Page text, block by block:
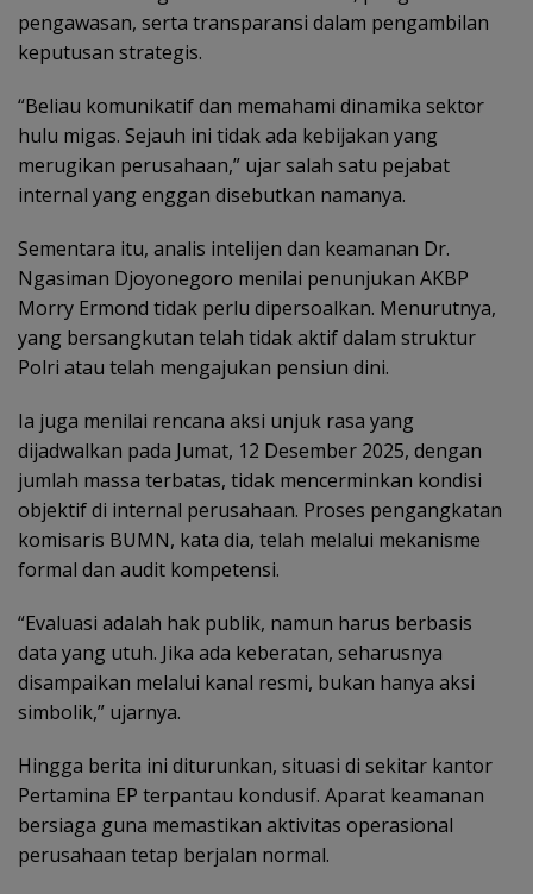
pengawasan, serta transparansi dalam pengambilan
keputusan strategis.
“Beliau komunikatif dan memahami dinamika sektor
hulu migas. Sejauh ini tidak ada kebijakan yang
merugikan perusahaan,” ujar salah satu pejabat
internal yang enggan disebutkan namanya.
Sementara itu, analis intelijen dan keamanan Dr.
Ngasiman Djoyonegoro menilai penunjukan AKBP
Morry Ermond tidak perlu dipersoalkan. Menurutnya,
yang bersangkutan telah tidak aktif dalam struktur
Polri atau telah mengajukan pensiun dini.
Ia juga menilai rencana aksi unjuk rasa yang
dijadwalkan pada Jumat, 12 Desember 2025, dengan
jumlah massa terbatas, tidak mencerminkan kondisi
objektif di internal perusahaan. Proses pengangkatan
komisaris BUMN, kata dia, telah melalui mekanisme
formal dan audit kompetensi.
“Evaluasi adalah hak publik, namun harus berbasis
data yang utuh. Jika ada keberatan, seharusnya
disampaikan melalui kanal resmi, bukan hanya aksi
simbolik,” ujarnya.
Hingga berita ini diturunkan, situasi di sekitar kantor
Pertamina EP terpantau kondusif. Aparat keamanan
bersiaga guna memastikan aktivitas operasional
perusahaan tetap berjalan normal.